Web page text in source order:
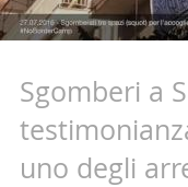
Sgomberi a
uno degli